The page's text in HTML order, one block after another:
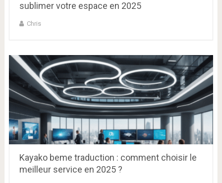
sublimer votre espace en 2025
Chris
Kayako beme traduction : comment choisir le
meilleur service en 2025 ?